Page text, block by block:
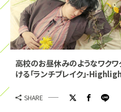
高校のお昼休みのようなワク
ける「ランチブレイク」-
SHARE